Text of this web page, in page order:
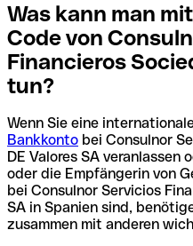
Was kann man
Code von
Financieros
tun?
Wenn Sie eine
Bankkonto bei Consulnor
DE Valores SA veranlassen
oder die Empfängerin von
bei Consulnor Servicios
SA in Spanien sind,
zusammen mit anderen